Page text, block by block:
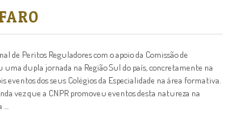
de Peritos Reguladores com o apoio da Comissão de
uma dupla jornada na Região Sul do país, concretamente na
eventos dos seus Colégios da Especialidade na área formativa.
vez que a CNPR promoveu eventos desta natureza na